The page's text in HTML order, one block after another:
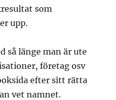
som
upp.
så länge man är ute
företag osv
efter sitt rätta
vet namnet.